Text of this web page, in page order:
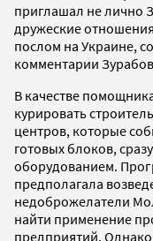
приглашал не лично
дружеские
послом на Украине,
комментарии
В качестве
курировать
центров, которые
готовых блоков,
оборудованием.
предполагала
недоброжелатели
найти применение
предприятий.